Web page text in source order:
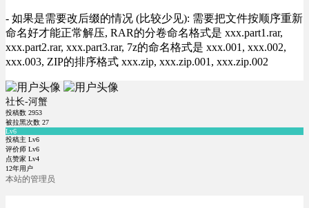
- 如果是需要改后缀的情况 (比较少见): 需要把文件按顺序重新
命名好才能正常解压, RAR的分卷命名格式是 xxx.part1.rar,
xxx.part2.rar, xxx.part3.rar, 7z的命名格式是 xxx.001, xxx.002,
xxx.003, ZIP的排序格式 xxx.zip, xxx.zip.001, xxx.zip.002
社长-河蟹
投稿数 2953
被拉黑次数 27
Lv6
投稿主 Lv6
评价师 Lv6
点赞家 Lv4
12年用户
本站的管理员